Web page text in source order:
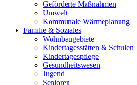
Geförderte Maßnahmen
Umwelt
Kommunale Wärmeplanung
Familie & Soziales
Wohnbaugebiete
Kindertagesstätten & Schulen
Kindertagespflege
Gesundheitswesen
Jugend
Senioren